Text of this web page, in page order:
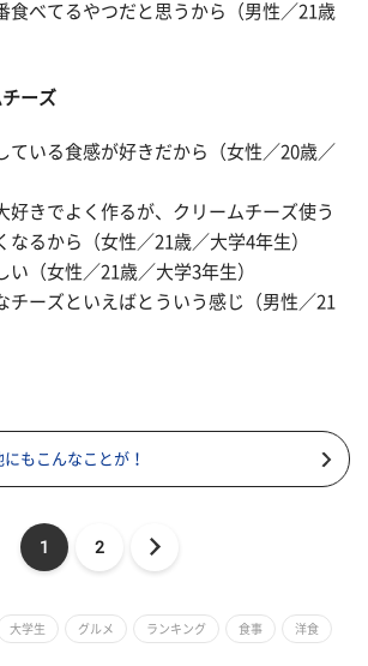
食べてるやつだと思うから（男性／21歳
ーズ
ている食感が好きだから（女性／20歳／
好きでよく作るが、クリームチーズ使う
なるから（女性／21歳／大学4年生）
い（女性／21歳／大学3年生）
チーズといえばとういう感じ（男性／21
にもこんなことが！
1 2
大学生 グルメ ランキング 食事 洋食